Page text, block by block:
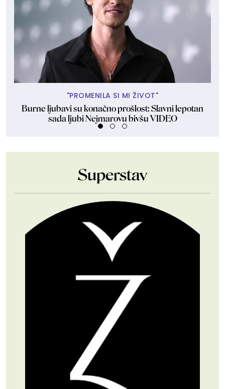
"PROMENILA SI MI ŽIVOT"
Burne ljubavi su konačno prošlost: Slavni lepotan
sada ljubi Nejmarovu bivšu VIDEO
Superstav